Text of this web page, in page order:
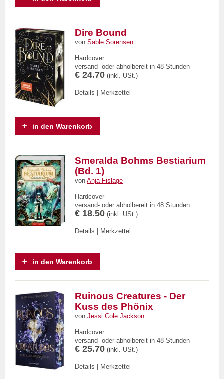
Dire Bound
von Sable Sorensen
Hardcover
versand- oder abholbereit in 48 Stunden
€ 24.70 (inkl. USt.)
Details Merkzettel
in den Warenkorb
Smeralda Bohms Bestiarium
(Bd. 1)
von Anja Fislage
Hardcover
versand- oder abholbereit in 48 Stunden
€ 18.50 (inkl. USt.)
Details | Merkzettel
in den Warenkorb
Ruinous Creatures - Der
Kuss des Phönix
von Jessi Cole Jackson
Hardcover
versand- oder abholbereit in 48 Stunden
€ 25.70 (inkl. USt.)
Details | Merkzettel